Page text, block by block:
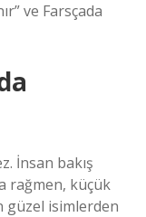
ve Farsçada
İnsan bakış
rağmen, küçük
güzel isimlerden